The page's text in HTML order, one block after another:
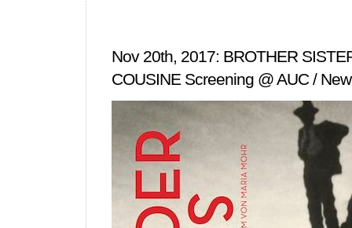
Nov 20th, 2017: BROTHER
COUSINE Screening @ AUC /